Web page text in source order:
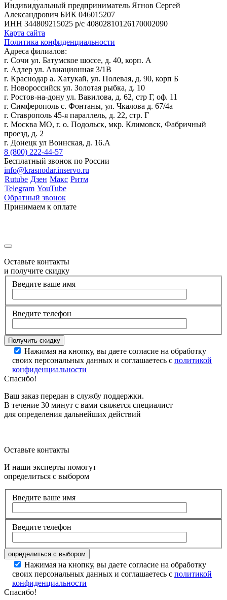
Индивидуальный предприниматель Ягнов Сергей
Александрович БИК 046015207
ИНН 344809215025 р/с 40802810126170002090
Карта сайта
Политика конфиденциальности
Адреса филиалов:
г. Сочи ул. Батумское шоссе, д. 40, корп. А
г. Адлер ул. Авиационная 3/1В
г. Краснодар а. Хатукай, ул. Полевая, д. 90, корп Б
г. Новороссийск ул. Золотая рыбка, д. 10
г. Ростов-на-дону ул. Вавилова, д. 62, стр Г, оф. 11
г. Симферополь с. Фонтаны, ул. Чкалова д. 67/4а
г. Ставрополь 45-я параллель, д. 22, стр. Г
г. Москва МО, г. о. Подольск, мкр. Климовск, Фабричный
проезд, д. 2
г. Донецк ул Воинская, д. 16.А
8 (800) 222-44-57
Бесплатный звонок по России
info@krasnodar.inservo.ru
Rutube Дзен Макс Ритм
Telegram YouTube
Обратный звонок
Принимаем к оплате
Оставьте контакты
и получите скидку
Введите ваше имя
Введите телефон
Нажимая на кнопку, вы даете согласие на обработку
своих персональных данных и соглашаетесь с политикой
конфиденциальности
Спасибо!
Ваш заказ передан в службу поддержки.
В течение 30 минут с вами свяжется специалист
для определения дальнейших действий
Оставьте контакты
И наши эксперты помогут
определиться с выбором
Введите ваше имя
Введите телефон
Нажимая на кнопку, вы даете согласие на обработку
своих персональных данных и соглашаетесь с политикой
конфиденциальности
Спасибо!